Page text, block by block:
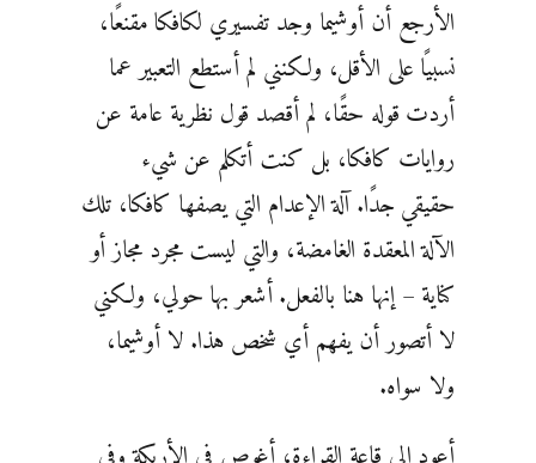
الأرجع أن أوشيما وجد تفسيري لكافكا مقنعًا،
نسبيًا على الأقل، ولكنني لم أستطع التعبير عما
أردت قوله حقًا، لم أقصد قول نظرية عامة عن
روايات كافكا، بل كنت أتكلم عن شيء
حقيقي جدًا. آلة الإعدام التي يصفها كافكا، تلك
الآلة المعقدة الغامضة، والتي ليست مجرد مجاز أو
كناية – إنها هنا بالفعل. أشعر بها حولي، ولكني
لا أتصور أن يفهم أي شخص هذا. لا أوشيما،
ولا سواه.